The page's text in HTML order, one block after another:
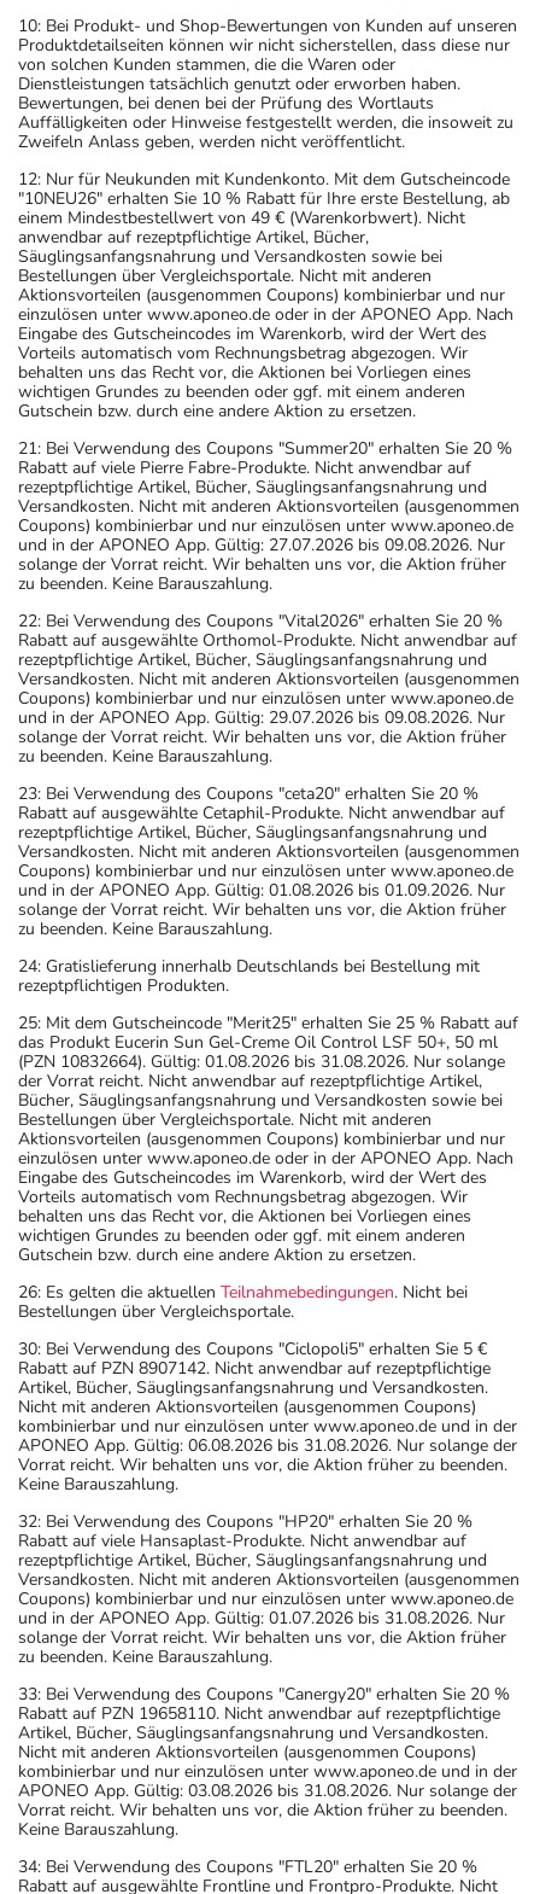
10: Bei Produkt- und Shop-Bewertungen von Kunden auf unseren
Produktdetailseiten können wir nicht sicherstellen, dass diese nur
von solchen Kunden stammen, die die Waren oder
Dienstleistungen tatsächlich genutzt oder erworben haben.
Bewertungen, bei denen bei der Prüfung des Wortlauts
Auffälligkeiten oder Hinweise festgestellt werden, die insoweit zu
Zweifeln Anlass geben, werden nicht veröffentlicht.
12: Nur für Neukunden mit Kundenkonto. Mit dem Gutscheincode
"10NEU26" erhalten Sie 10 % Rabatt für Ihre erste Bestellung, ab
einem Mindestbestellwert von 49 € (Warenkorbwert). Nicht
anwendbar auf rezeptpflichtige Artikel, Bücher,
Säuglingsanfangsnahrung und Versandkosten sowie bei
Bestellungen über Vergleichsportale. Nicht mit anderen
Aktionsvorteilen (ausgenommen Coupons) kombinierbar und nur
einzulösen unter www.aponeo.de oder in der APONEO App. Nach
Eingabe des Gutscheincodes im Warenkorb, wird der Wert des
Vorteils automatisch vom Rechnungsbetrag abgezogen. Wir
behalten uns das Recht vor, die Aktionen bei Vorliegen eines
wichtigen Grundes zu beenden oder ggf. mit einem anderen
Gutschein bzw. durch eine andere Aktion zu ersetzen.
21: Bei Verwendung des Coupons "Summer20" erhalten Sie 20 %
Rabatt auf viele Pierre Fabre-Produkte. Nicht anwendbar auf
rezeptpflichtige Artikel, Bücher, Säuglingsanfangsnahrung und
Versandkosten. Nicht mit anderen Aktionsvorteilen (ausgenommen
Coupons) kombinierbar und nur einzulösen unter www.aponeo.de
und in der APONEO App. Gültig: 27.07.2026 bis 09.08.2026. Nur
solange der Vorrat reicht. Wir behalten uns vor, die Aktion früher
zu beenden. Keine Barauszahlung.
22: Bei Verwendung des Coupons "Vital2026" erhalten Sie 20 %
Rabatt auf ausgewählte Orthomol-Produkte. Nicht anwendbar auf
rezeptpflichtige Artikel, Bücher, Säuglingsanfangsnahrung und
Versandkosten. Nicht mit anderen Aktionsvorteilen (ausgenommen
Coupons) kombinierbar und nur einzulösen unter www.aponeo.de
und in der APONEO App. Gültig: 29.07.2026 bis 09.08.2026. Nur
solange der Vorrat reicht. Wir behalten uns vor, die Aktion früher
zu beenden. Keine Barauszahlung.
23: Bei Verwendung des Coupons "ceta20" erhalten Sie 20 %
Rabatt auf ausgewählte Cetaphil-Produkte. Nicht anwendbar auf
rezeptpflichtige Artikel, Bücher, Säuglingsanfangsnahrung und
Versandkosten. Nicht mit anderen Aktionsvorteilen (ausgenommen
Coupons) kombinierbar und nur einzulösen unter www.aponeo.de
und in der APONEO App. Gültig: 01.08.2026 bis 01.09.2026. Nur
solange der Vorrat reicht. Wir behalten uns vor, die Aktion früher
zu beenden. Keine Barauszahlung.
24: Gratislieferung innerhalb Deutschlands bei Bestellung mit
rezeptpflichtigen Produkten.
25: Mit dem Gutscheincode "Merit25" erhalten Sie 25 % Rabatt auf
das Produkt Eucerin Sun Gel-Creme Oil Control LSF 50+, 50 ml
(PZN 10832664). Gültig: 01.08.2026 bis 31.08.2026. Nur solange
der Vorrat reicht. Nicht anwendbar auf rezeptpflichtige Artikel,
Bücher, Säuglingsanfangsnahrung und Versandkosten sowie bei
Bestellungen über Vergleichsportale. Nicht mit anderen
Aktionsvorteilen (ausgenommen Coupons) kombinierbar und nur
einzulösen unter www.aponeo.de oder in der APONEO App. Nach
Eingabe des Gutscheincodes im Warenkorb, wird der Wert des
Vorteils automatisch vom Rechnungsbetrag abgezogen. Wir
behalten uns das Recht vor, die Aktionen bei Vorliegen eines
wichtigen Grundes zu beenden oder ggf. mit einem anderen
Gutschein bzw. durch eine andere Aktion zu ersetzen.
26: Es gelten die aktuellen Teilnahmebedingungen. Nicht bei
Bestellungen über Vergleichsportale.
30: Bei Verwendung des Coupons "Ciclopoli5" erhalten Sie 5 €
Rabatt auf PZN 8907142. Nicht anwendbar auf rezeptpflichtige
Artikel, Bücher, Säuglingsanfangsnahrung und Versandkosten.
Nicht mit anderen Aktionsvorteilen (ausgenommen Coupons)
kombinierbar und nur einzulösen unter www.aponeo.de und in der
APONEO App. Gültig: 06.08.2026 bis 31.08.2026. Nur solange der
Vorrat reicht. Wir behalten uns vor, die Aktion früher zu beenden.
Keine Barauszahlung.
32: Bei Verwendung des Coupons "HP20" erhalten Sie 20 %
Rabatt auf viele Hansaplast-Produkte. Nicht anwendbar auf
rezeptpflichtige Artikel, Bücher, Säuglingsanfangsnahrung und
Versandkosten. Nicht mit anderen Aktionsvorteilen (ausgenommen
Coupons) kombinierbar und nur einzulösen unter www.aponeo.de
und in der APONEO App. Gültig: 01.07.2026 bis 31.08.2026. Nur
solange der Vorrat reicht. Wir behalten uns vor, die Aktion früher
zu beenden. Keine Barauszahlung.
33: Bei Verwendung des Coupons "Canergy20" erhalten Sie 20 %
Rabatt auf PZN 19658110. Nicht anwendbar auf rezeptpflichtige
Artikel, Bücher, Säuglingsanfangsnahrung und Versandkosten.
Nicht mit anderen Aktionsvorteilen (ausgenommen Coupons)
kombinierbar und nur einzulösen unter www.aponeo.de und in der
APONEO App. Gültig: 03.08.2026 bis 31.08.2026. Nur solange der
Vorrat reicht. Wir behalten uns vor, die Aktion früher zu beenden.
Keine Barauszahlung.
34: Bei Verwendung des Coupons "FTL20" erhalten Sie 20 %
Rabatt auf ausgewählte Frontline und Frontpro-Produkte. Nicht